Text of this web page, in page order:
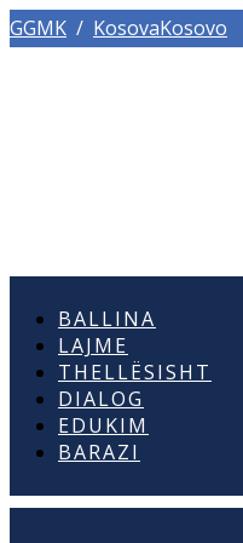
GGMK / KosovaKosovo
BALLINA
LAJME
THELLËSISHT
DIALOG
EDUKIM
BARAZI